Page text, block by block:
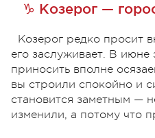
♑ Козерог —
Козерог редко просит
его заслуживает. В
приносить вполне
вы строили спокойно и
становится заметным —
изменили, а потому что